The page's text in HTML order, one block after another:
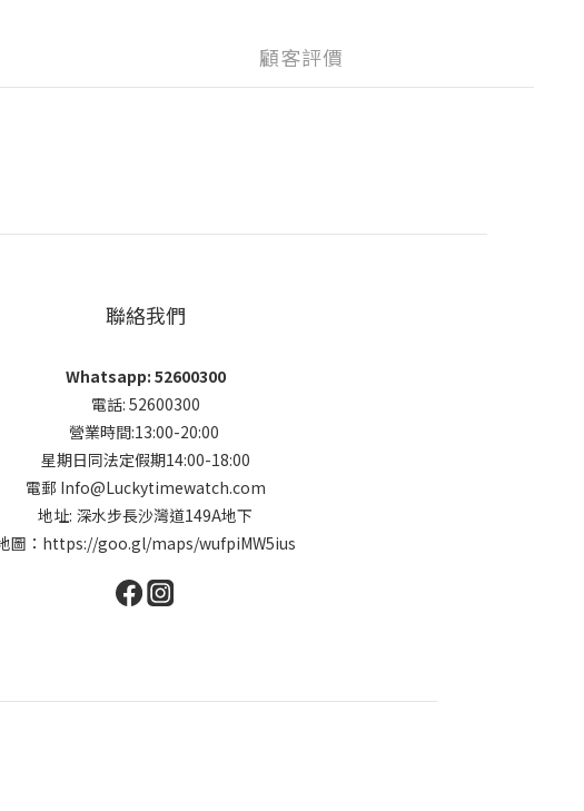
顧客評價
聯絡我們
Whatsapp: 52600300
電話: 52600300
營業時間:13:00-20:00
星期日同法定假期14:00-18:00
電郵 Info@Luckytimewatch.com
地址: 深水步長沙灣道149A地下
圖： https://goo.gl/maps/wufpiMW5ius